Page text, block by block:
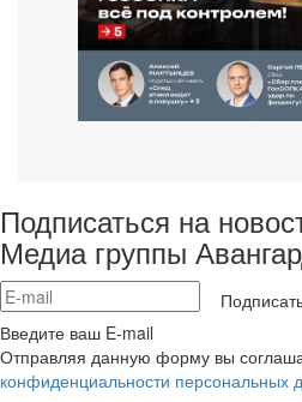
Подписаться на
Медиа группы
Введите ваш E-mail
Отправляя данную форму вы
конфиденциальности персональных